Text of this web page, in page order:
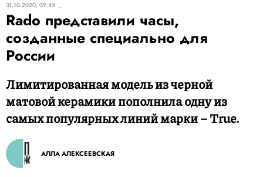
31.10.2020, 09:45
Rado представили часы,
созданные специально для
России
Лимитированная модель из черной
матовой керамики пополнила одну из
самых популярных линий марки – True.
АЛЛА АЛЕКСЕЕВСКАЯ